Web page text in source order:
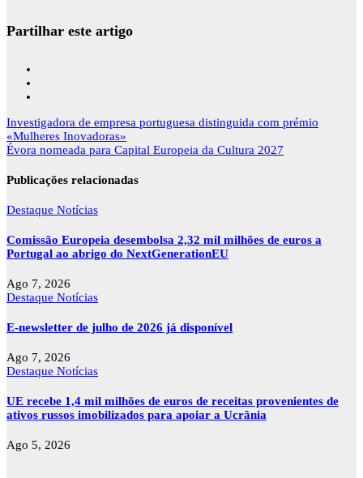
Partilhar este artigo
Navegação
de
artigos
Investigadora de empresa portuguesa distinguida com prémio
«Mulheres Inovadoras»
Évora nomeada para Capital Europeia da Cultura 2027
Publicações relacionadas
Destaque Notícias
Comissão Europeia desembolsa 2,32 mil milhões de euros a
Portugal ao abrigo do NextGenerationEU
Ago 7, 2026
Destaque Notícias
E-newsletter de julho de 2026 já disponível
Ago 7, 2026
Destaque Notícias
UE recebe 1,4 mil milhões de euros de receitas provenientes de
ativos russos imobilizados para apoiar a Ucrânia
Ago 5, 2026